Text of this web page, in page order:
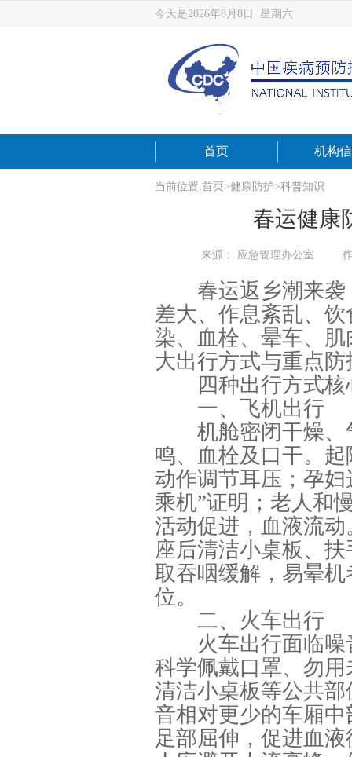
今天是2026年8月8日 星期六
首页 机构
当前位置:首页 >健康防护>科普知识
春运健康
来源： 应急管理办公室
春运返乡潮来袭
差大、作息紊乱、
染、血栓、晕车、
大出行方式与重点
四种出行方式核
一、飞机出行
机舱密闭干燥、
鸣、血栓及口干。
动作调节耳压；孕
乘机”证明；老人和
活动促进，血液流
座后清洁小桌板、
取吞咽缓解，易晕
位。
二、火车出行
火车出行面临噪
科学佩戴口罩、勿
清洁小桌板等公共
音相对更少的车厢
足部屈伸，促进血